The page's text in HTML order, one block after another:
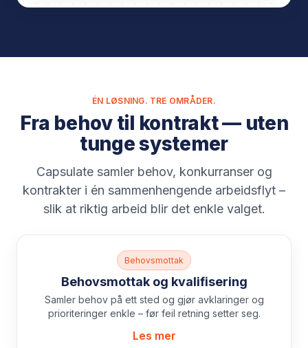
ÉN LØSNING. TRE OMRÅDER.
Fra behov til kontrakt — uten
tunge systemer
Capsulate samler behov, konkurranser og
kontrakter i én sammenhengende arbeidsflyt –
slik at riktig arbeid blir det enkle valget.
Behovsmottak
Behovsmottak og kvalifisering
Samler behov på ett sted og gjør avklaringer og
prioriteringer enkle – før feil retning setter seg.
Les mer